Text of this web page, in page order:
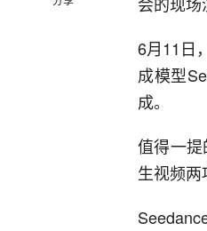
6月11日
成模型
成。
值得一
生视频两